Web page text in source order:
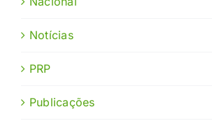
Notícias
PRP
Publicações